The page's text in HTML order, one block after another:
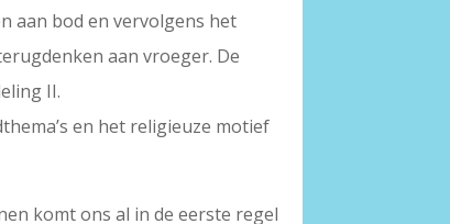
aan bod en vervolgens het
aan vroeger. De
II.
en het religieuze motief
komt ons al in de eerste regel